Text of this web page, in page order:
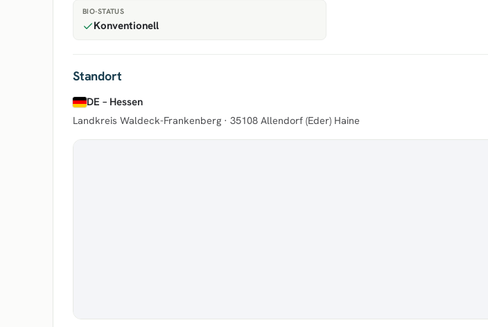
BIO-STATUS
Konventionell
Standort
DE – Hessen
Landkreis Waldeck-Frankenberg · 35108 Allendorf (Eder) Haine